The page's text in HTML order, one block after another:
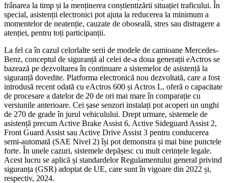
frânarea la timp și la menținerea conștientizării situației traficului. În
special, asistenții electronici pot ajuta la reducerea la minimum a
momentelor de neatenție, cauzate de oboseală, stres sau distragere a
atenției, pentru toți participanții.
La fel ca în cazul celorlalte serii de modele de camioane Mercedes-
Benz, conceptul de siguranță al celei de-a doua generații eActros se
bazează pe dezvoltarea în continuare a sistemelor de asistență la
siguranță dovedite. Platforma electronică nou dezvoltată, care a fost
introdusă recent odată cu eActros 600 și Actros L, oferă o capacitate
de procesare a datelor de 20 de ori mai mare în comparație cu
versiunile anterioare. Cei șase senzori instalați pot acoperi un unghi
de 270 de grade în jurul vehiculului. Drept urmare, sistemele de
asistență precum Active Brake Assist 6, Active Sideguard Assist 2,
Front Guard Assist sau Active Drive Assist 3 pentru conducerea
semi-automată (SAE Nivel 2) își pot demonstra și mai bine punctele
forte. În unele cazuri, sistemele depășesc cu mult cerințele legale.
Acest lucru se aplică și standardelor Regulamentului general privind
siguranța (GSR) adoptat de UE, care sunt în vigoare din 2022 și,
respectiv, 2024.